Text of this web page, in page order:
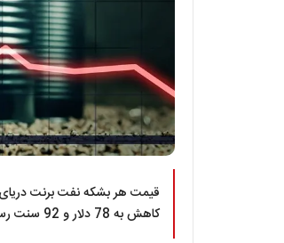
کاهش به 78 دلار و 92 سنت رسید.